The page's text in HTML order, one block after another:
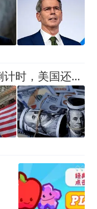
美债利息超军费，帝国倒计时，美国还能撑多久？